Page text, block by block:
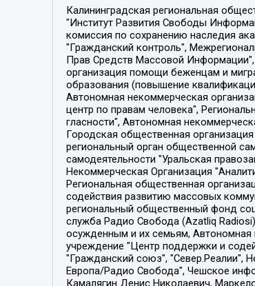
Калининградская региональная общественная организация "Экозащита!-Женсовет", Фонд содействия защите прав и свобод граждан "Общественный вердикт", Фонд "Институт Развития Свободы Информации", Частное учреждение "Информационное агентство МЕМО. РУ", Региональная общественная организация "Общественная комиссия по сохранению наследия академика Сахарова", Фонд поддержки свободы прессы, Санкт-Петербургская общественная правозащитная организация "Гражданский контроль", Межрегиональная общественная организация "Информационно-просветительский центр "Мемориал", Региональный Фонд "Центр Защиты Прав Средств Массовой Информации", с 05.12.2023 Фонд "Центр Защиты Прав Средств массовой информации", Региональная общественная благотворительная организация помощи беженцам и мигрантам "Гражданское содействие", Негосударственное образовательное учреждение дополнительного профессионального образования (повышение квалификации) специалистов "АКАДЕМИЯ ПО ПРАВАМ ЧЕЛОВЕКА", Свердловская региональная общественная организация "Сутяжник", Автономная некоммерческая организация "Центр независимых социологических исследований", Союз общественных объединений "Российский исследовательский центр по правам человека", Региональное общественное учреждение научно-информационный центр "МЕМОРИАЛ", Некоммерческая организация "Фонд защиты гласности", Автономная некоммерческая организация "Институт прав человека", Городская общественная организация "Екатеринбургское общество "МЕМОРИАЛ", Городская общественная организация "Рязанское историко-просветительское и правозащитное общество "Мемориал" (Рязанский Мемориал), Челябинский региональный орган общественной самодеятельности – женское общественное объединение "Женщины Евразии", Челябинский региональный орган общественной самодеятельности "Уральская правозащитная группа", Фонд содействия защите здоровья и социальной справедливости имени Андрея Рылькова, Автономная Некоммерческая Организация "Аналитический Центр Юрия Левады", Автономная некоммерческая организация социальной поддержки населения "Проект Апрель", Региональная общественная организация помощи женщинам и детям, находящимся в кризисной ситуации "Информационно-методический центр "Анна", Фонд содействия развитию массовых коммуникаций и правовому